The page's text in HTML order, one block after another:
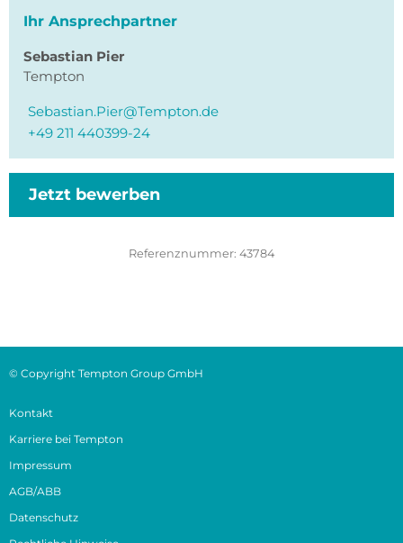
Ihr Ansprechpartner
Sebastian Pier
Tempton
Sebastian.Pier@Tempton.de
+49 211 440399-24
Jetzt bewerben
Referenznummer: 43784
© Copyright Tempton Group GmbH
Kontakt
Karriere bei Tempton
Impressum
AGB/ABB
Datenschutz